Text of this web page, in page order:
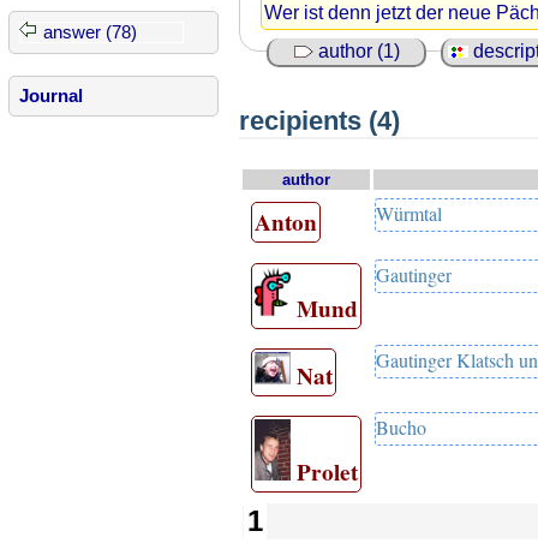
answer (78)
Journal
Wer ist denn jetzt der neue
author (1)
recipients (4)
author
Anton Würmtal
Mund
Gautinger
Nat Gautinger Klatsch
Prolet
Bucho
1